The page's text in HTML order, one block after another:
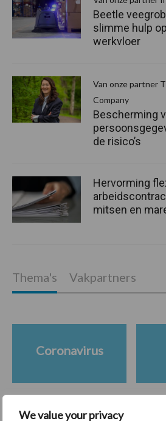
We value your privacy
Beetle
slimme hulp
werkvloer
Van onze partner
Company
Bescherming
de risico’s
Hervorming
mitsen en
Thema's Vakpartners
Coronavirus